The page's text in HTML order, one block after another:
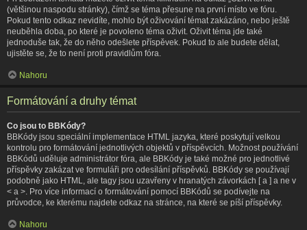
(většinou naspodu stránky), čímž se téma přesune na první místo ve fóru.
Pokud tento odkaz nevidíte, mohlo být oživování témat zakázáno, nebo ještě
neuběhla doba, po které je povoleno téma oživit. Oživit téma jde také
jednoduše tak, že do něho odešlete příspěvek. Pokud to ale budete dělat,
ujistěte se, že to není proti pravidlům fóra.
Nahoru
Formátování a druhy témat
Co jsou to BBKódy?
BBKódy jsou speciální implementace HTML jazyka, které poskytují velkou
kontrolu pro formátování jednotlivých objektů v příspěvcích. Možnost používání
BBKódů uděluje administrátor fóra, ale BBKódy je také možné pro jednotlivé
příspěvky zakázat ve formuláři pro odesílání příspěvků. BBKódy se používají
podobně jako HTML, ale tagy jsou uzavřeny v hranatých závorkách [ a ] a ne v
< a >. Pro více informací o formátování pomocí BBKódů se podívejte na
průvodce, ke kterému najdete odkaz na stránce, na které se píší příspěvky.
Nahoru